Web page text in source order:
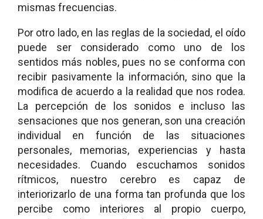
mismas frecuencias.
Por otro lado, en las reglas de la sociedad, el oído
puede ser considerado como uno de los
sentidos más nobles, pues no se conforma con
recibir pasivamente la información, sino que la
modifica de acuerdo a la realidad que nos rodea.
La percepción de los sonidos e incluso las
sensaciones que nos generan, son una creación
individual en función de las situaciones
personales, memorias, experiencias y hasta
necesidades. Cuando escuchamos sonidos
rítmicos, nuestro cerebro es capaz de
interiorizarlo de una forma tan profunda que los
percibe como interiores al propio cuerpo,